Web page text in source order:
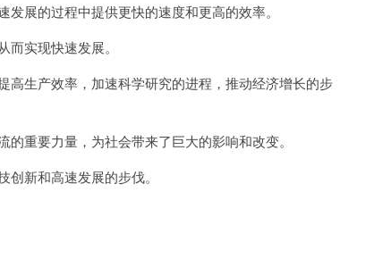
展的过程中提供更快的速度和更高的效率。
实现快速发展。
生产效率，加速科学研究的进程，推动经济增长的步
重要力量，为社会带来了巨大的影响和改变。
新和高速发展的步伐。